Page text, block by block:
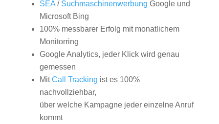
SEA/ Suchmaschinenwerbung Google und
Microsoft Bing
100% messbarer Erfolg mit monatlichem
Monitorring
Google Analytics, jeder Klick wird genau
gemessen
MitCall Tracking ist es 100%
nachvollziehbar,
über welche Kampagne jeder einzelne Anruf
kommt